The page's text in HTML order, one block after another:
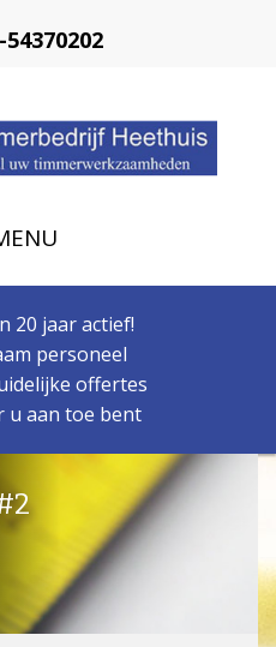
20 jaar actief!
personeel
offertes
u aan toe bent